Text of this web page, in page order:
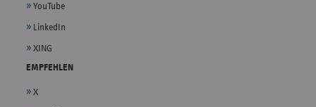
YouTube
LinkedIn
XING
EMPFEHLEN
X